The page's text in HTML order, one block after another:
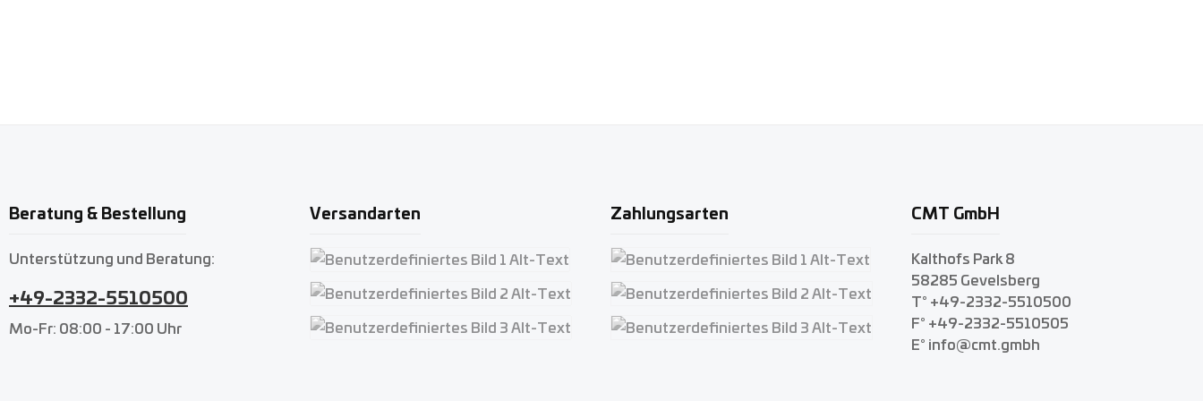
Beratung & Bestellung
Unterstützung und Beratung:
+49-2332-5510500
Mo-Fr: 08:00 - 17:00 Uhr
Versandarten
Benutzerdefiniertes Bild 1
Benutzerdefiniertes Bild 2
Zahlungsarten
Benutzerdefiniertes Bild 1
Benutzerdefiniertes Bild 2
CMT GmbH
Kalthofs Park 8
58285 Gevelsberg
T° +49-2332-5510500
F° +49-2332-5510505
E° info@cmt.gmbh